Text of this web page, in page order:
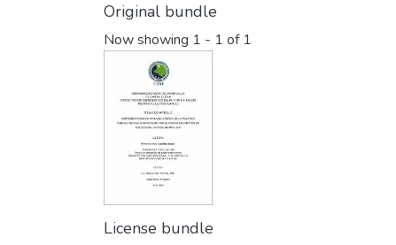
Original bundle
Now showing 1 - 1 of 1
License bundle